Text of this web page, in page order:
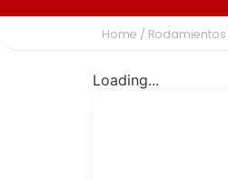
Home / Rodamientos
Loading...